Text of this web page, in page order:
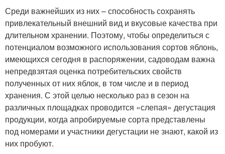
Среди важнейших из них – способность сохранять
привлекательный внешний вид и вкусовые качества при
длительном хранении. Поэтому, чтобы определиться с
потенциалом возможного использования сортов яблонь,
имеющихся сегодня в распоряжении, садоводам важна
непредвзятая оценка потребительских свойств
полученных от них яблок, в том числе и в период
хранения. С этой целью несколько раз в сезон на
различных площадках проводится «слепая» дегустация
продукции, когда апробируемые сорта представлены
под номерами и участники дегустации не знают, какой из
них пробуют.